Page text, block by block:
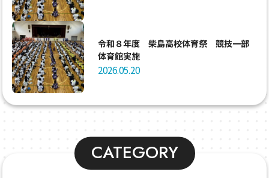
令和８年度 柴島高校体育祭 競技一部
体育館実施
2026.05.20
CATEGORY